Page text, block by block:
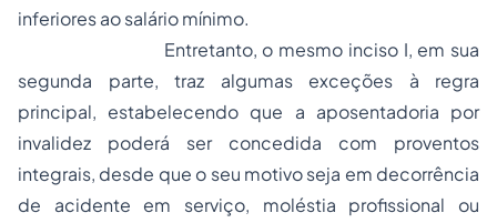
inferiores ao salário mínimo.
Entretanto, o mesmo inciso I, em sua
segunda parte, traz algumas exceções à regra
principal, estabelecendo que a aposentadoria por
invalidez poderá ser concedida com proventos
integrais, desde que o seu motivo seja em decorrência
de acidente em serviço, moléstia profissional ou